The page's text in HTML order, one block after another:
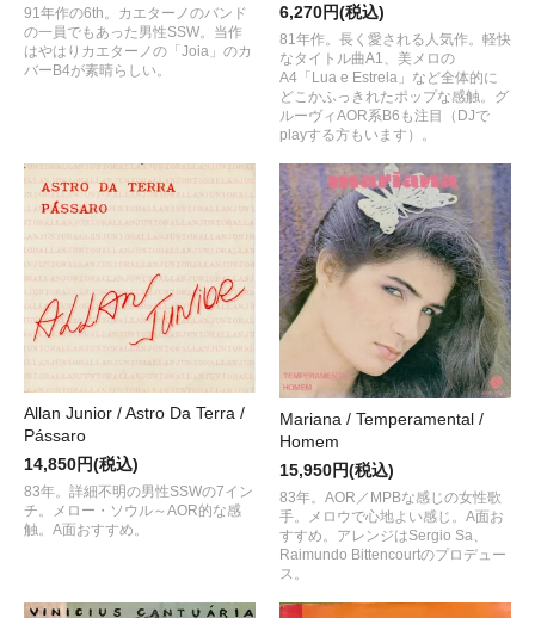
91年作の6th。カエターノのバンド
の一員でもあった男性SSW。当作
はやはりカエターノの「Joia」のカ
バーB4が素晴らしい。
6,270円(税込)
81年作。長く愛される人気作。軽快
なタイトル曲A1、美メロの
A4「Lua e Estrela」など全体的に
どこかふっきれたポップな感触。グ
ルーヴィAOR系B6も注目（DJで
playする方もいます）。
Allan Junior / Astro Da Terra /
Pássaro
14,850円(税込)
83年。詳細不明の男性SSWの7イン
チ。メロー・ソウル～AOR的な感
触。A面おすすめ。
Mariana / Temperamental /
Homem
15,950円(税込)
83年。AOR／MPBな感じの女性歌
手。メロウで心地よい感じ。A面お
すすめ。アレンジはSergio Sa、
Raimundo Bittencourtのプロデュー
ス。